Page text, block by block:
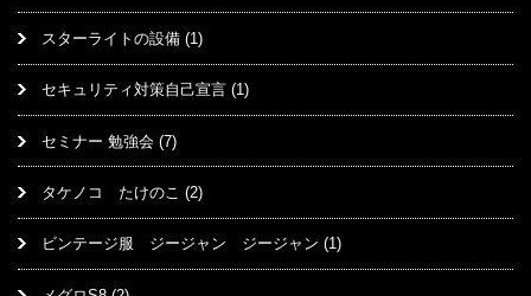
スターライトの設備 (1)
セキュリティ対策自己宣言 (1)
セミナー 勉強会 (7)
タケノコ たけのこ (2)
ビンテージ服 ジージャン ジージャン (1)